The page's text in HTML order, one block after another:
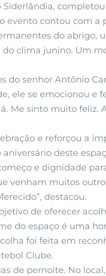
evento contou com a
do abrigo,
clima junino. Um
senhor Antônio
ele se emocionou e
Me sinto muito feliz.
e reforçou a
deste
e dignidade
venham muitos
destacou.
de oferecer
do espaço é uma
foi feita em
Clube.
de pernoite. No